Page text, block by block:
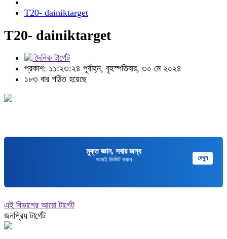
T20- dainiktarget
T20- dainiktarget
দৈনিক টার্গেট
প্রকাশ: ১১:২৩:২৪ পূর্বাহ্ন, বৃহস্পতিবার, ৩০ মে ২০২৪
১৮৩ বার পঠিত হয়েছে
মুক্ত জ্ঞান, সবার জন্য
আজই ভিজিট করুন দেখুন
এই বিভাগের আরো টার্গেট
জনপ্রিয় টার্গেট